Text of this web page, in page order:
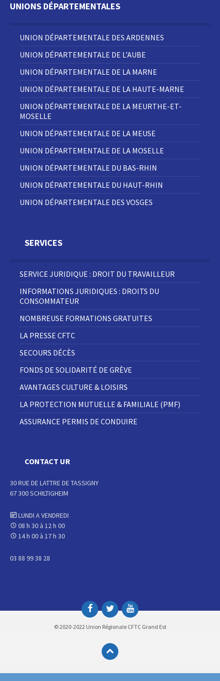
UNIONS DÉPARTEMENTALES
UNION DÉPARTEMENTALE DES ARDENNES
UNION DÉPARTEMENTALE DE L’AUBE
UNION DÉPARTEMENTALE DE LA MARNE
UNION DÉPARTEMENTALE DE LA HAUTE-MARNE
UNION DÉPARTEMENTALE DE LA MEURTHE-ET-
MOSELLE
UNION DÉPARTEMENTALE DE LA MEUSE
UNION DÉPARTEMENTALE DE LA MOSELLE
UNION DÉPARTEMENTALE DU BAS-RHIN
UNION DÉPARTEMENTALE DU HAUT-RHIN
UNION DÉPARTEMENTALE DES VOSGES
SERVICES
SERVICE JURIDIQUE : DROIT DU TRAVAILLEUR
INFORMATIONS JURIDIQUES : DROITS DU
CONSOMMATEUR
NOMBREUSE FORMATIONS GRATUITES
LA PRESSE CFTC
SECOURS DÉCÈS
FONDS DE SOLIDARITÉ DE GRÈVE
AVANTAGES CULTURE & LOISIRS
LA PROTECTION MUTUELLE & FAMILIALE (PMF)
ASSURANCE PERMIS DE CONDUIRE
CONTACT UR
30 RUE DE LATTRE DE TASSIGNY
67 300 SCHILTIGHEIM
LUNDI A VENDREDI
08 h 30 à 12 h 00
14 h 00 à 17 h 30
03 88 99 38 28
© 2020-2022 Union Régionale CFTC Grand Est